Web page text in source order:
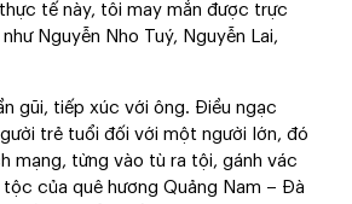
tế này, tôi may mắn được trực
Nguyễn Nho Tuý, Nguyễn Lai,
gũi, tiếp xúc với ông. Điều ngạc
trẻ tuổi đối với một người lớn, đó
mạng, từng vào tù ra tội, gánh vác
của quê hương Quảng Nam – Đà